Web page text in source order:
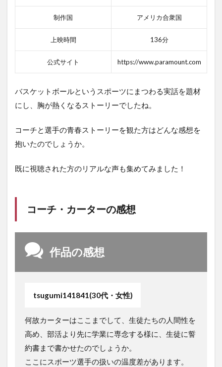
制作国 アメリカ合衆国
上映時間 136分
公式サイト https://www.paramount.com
バスケットボールというスポーツにまつわる実話を題材
にし、胸が熱くなるストーリーでしたね。
コーチと選手の青春ストーリーを観た方はどんな感想を
抱いたのでしょうか。
既に視聴された方のリアルな声も集めてみました！
コーチ・カーターの感想
作品の感想
tsugumi141841(30代・女性)
何故カーターはここまでして、生徒たちの人間性を
高め、部活より先に学業に専念する様に、生徒に誓
約書まで書かせたのでしょうか。
ここにスポーツ選手の扱いの温度差があります。